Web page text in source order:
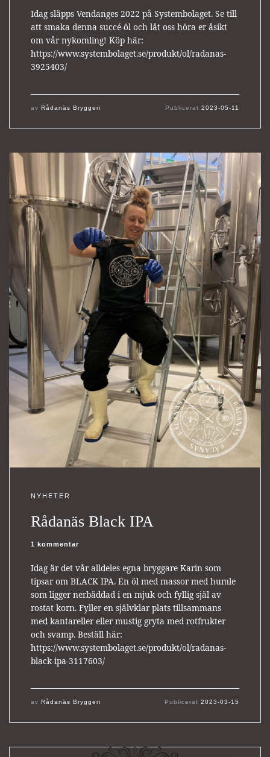
Idag släpps Vendanges 2022 på Systembolaget. Se till
att smaka denna succé-öl och låt oss höra er åsikt
om vår nykomling! Köp här:
https://www.systembolaget.se/produkt/ol/radanas-
3925403/
av Rådanäs Bryggeri Publicerat2023-05-11
NYHETER
Rådanäs Black IPA
1 kommentar
Idag är det vår alldeles egna bryggare Karin som
tipsar om BLACK IPA. En öl med massor med humle
som ligger nerbäddad i en mjuk och fyllig själ av
rostat korn. Fyller en självklar plats tillsammans
med kantareller eller mustig gryta med rotfrukter
och svamp. Beställ här:
https://www.systembolaget.se/produkt/ol/radanas-
black-ipa-3117603/
av Rådanäs Bryggeri Publicerat2023-03-15